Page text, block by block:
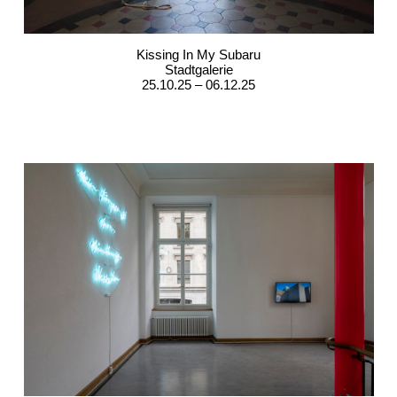
Kissing In My Subaru
Stadtgalerie
25.10.25 – 06.12.25